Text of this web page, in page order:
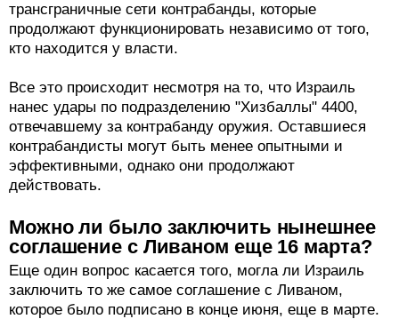
трансграничные сети контрабанды, которые
продолжают функционировать независимо от того,
кто находится у власти.
Все это происходит несмотря на то, что Израиль
нанес удары по подразделению "Хизбаллы" 4400,
отвечавшему за контрабанду оружия. Оставшиеся
контрабандисты могут быть менее опытными и
эффективными, однако они продолжают
действовать.
Можно ли было заключить нынешнее
соглашение с Ливаном еще 16 марта?
Еще один вопрос касается того, могла ли Израиль
заключить то же самое соглашение с Ливаном,
которое было подписано в конце июня, еще в марте.